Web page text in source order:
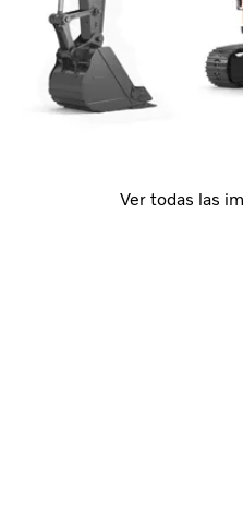
Ver todas las